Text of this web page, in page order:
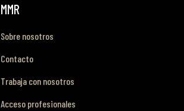
MMR
Sobre nosotros
Contacto
Trabaja con nosotros
Acceso profesionales